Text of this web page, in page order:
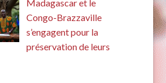
Madagascar et le
Congo-Brazzaville
s’engagent pour la
préservation de leurs